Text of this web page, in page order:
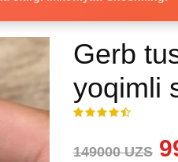
Gerb
yoqimli
149000 UZS